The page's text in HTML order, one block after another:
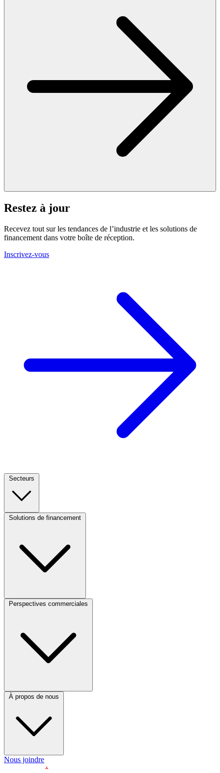
Restez à jour
Recevez tout sur les tendances de l’industrie et les solutions de
financement dans votre boîte de réception.
Inscrivez-vous
Footer
Column
1
Secteurs
Column
Solutions de financement
Perspectives commerciales
À propos de nous
Nous joindre